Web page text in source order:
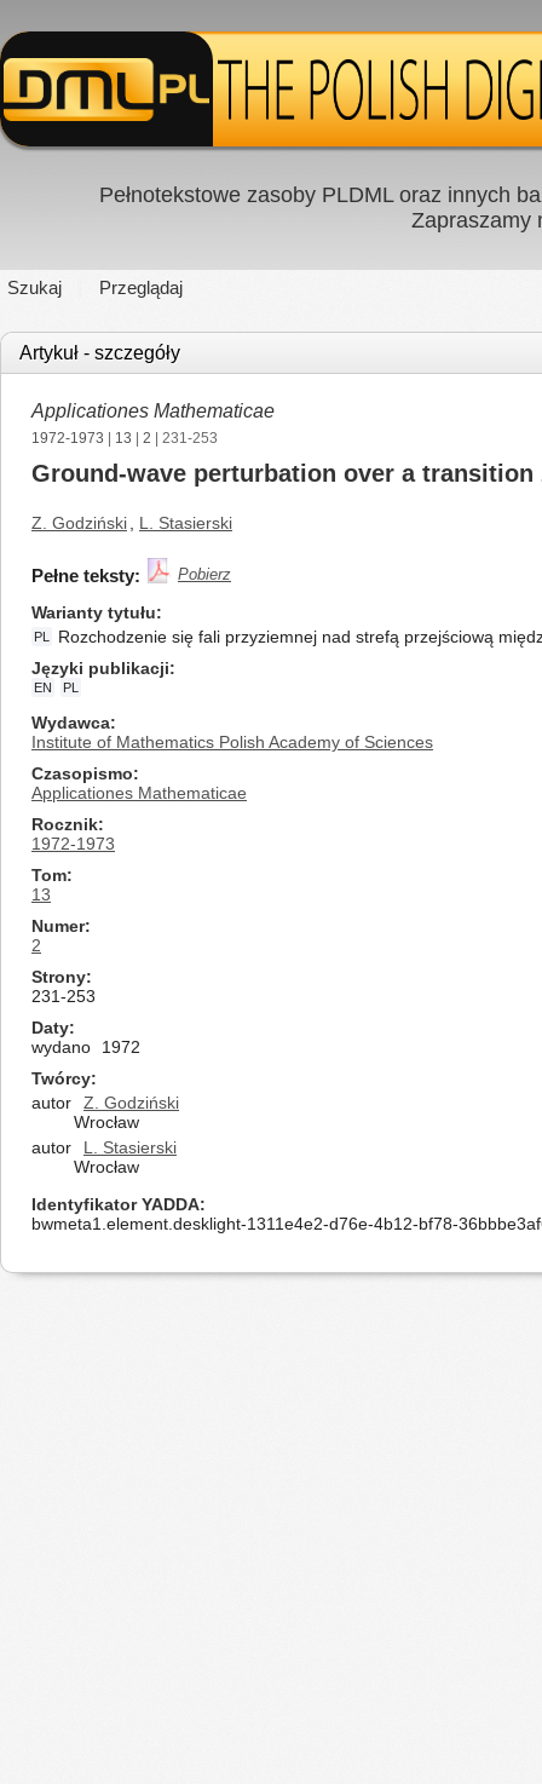
Pełnotekstowe zasoby PLDML oraz innych
Zapraszamy
Szukaj Przeglądaj
Artykuł - szczegóły
Applicationes Mathematicae
1972-1973 13 2 | 231-253
Ground-wave perturbation over a
Z. Godziński L. Stasierski
Pełne teksty: Pobierz
Warianty tytułu
PL
Rozchodzenie się fali przyziemnej nad strefą przejściową
Języki publikacji
EN PL
Wydawca
Institute of Mathematics Polish Academy of Sciences
Czasopismo
Applicationes Mathematicae
Rocznik
1972-1973
Tom
13
Numer
2
Strony
231-253
Daty
wydano
1972
Twórcy
autor
Z. Godziński
Wrocław
autor
L. Stasierski
Wrocław
Identyfikator YADDA
bwmeta1.element.desklight-1311e4e2-d76e-4b12-bf78-